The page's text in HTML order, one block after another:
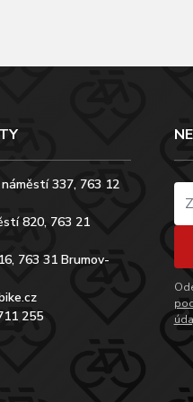
337, 763 12
820, 763 21
763 31 Brumov-
255